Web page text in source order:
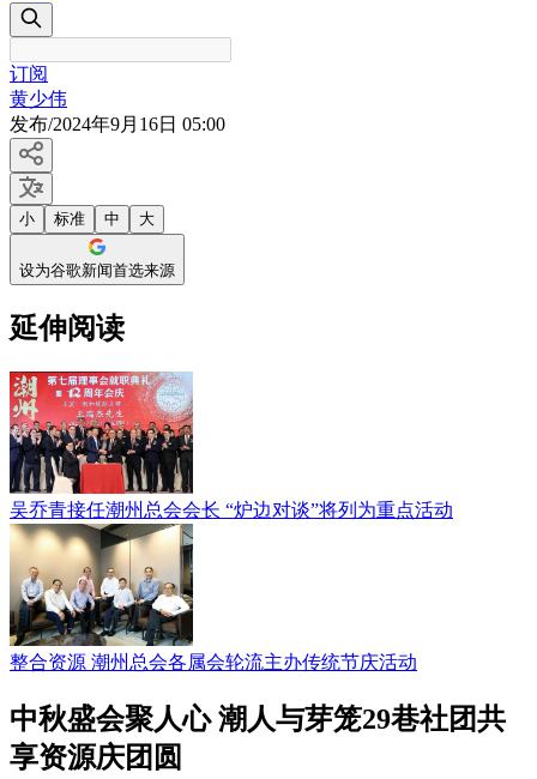
订阅
黄少伟
发布/2024年9月16日 05:00
小 标准 中 大
设为谷歌新闻首选来源
延伸阅读
吴乔青接任潮州总会会长 “炉边对谈”将列为重点活动
整合资源 潮州总会各属会轮流主办传统节庆活动
中秋盛会聚人心 潮人与芽笼29巷社团共
享资源庆团圆